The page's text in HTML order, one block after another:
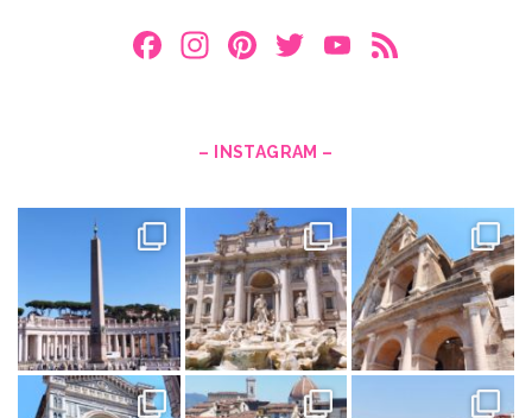
F
o
k
In
gr
a
m
Pi
es
t
T
er
Y
u
b
e
C
h
a
– INSTAGRAM –